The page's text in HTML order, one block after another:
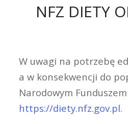
NFZ DIETY
W uwagi na potrzebę
a w konsekwencji do
Narodowym
https://diety.nfz.gov.pl.